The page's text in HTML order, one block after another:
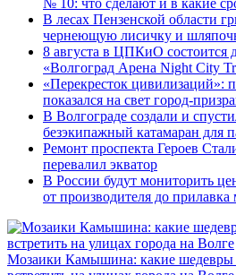
В лесах Пензенской области
чернеющую лисичку и
8 августа в ЦПКиО состоится
«Волгоград Арена Night City
«Перекресток цивилизаций»:
показался на свет город-
В Волгограде создали и
безэкипажный катамаран для
Ремонт проспекта Героев
перевалил экватор
В России будут мониторить
от производителя до прилавка
Мозаики Камышина: какие шедевры